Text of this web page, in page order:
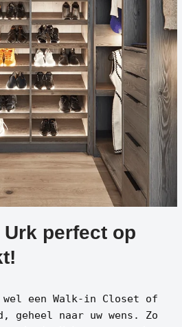
perfect op
een Walk-in Closet of
geheel naar uw wens. Zo